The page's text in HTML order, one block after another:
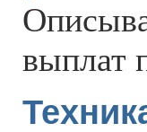
выплат